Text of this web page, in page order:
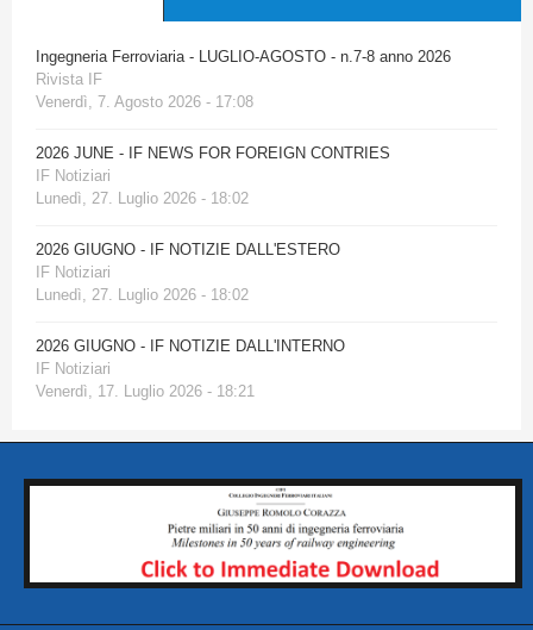
Ingegneria Ferroviaria - LUGLIO-AGOSTO - n.7-8 anno 2026
Rivista IF
Venerdì, 7. Agosto 2026 - 17:08
2026 JUNE - IF NEWS FOR FOREIGN CONTRIES
IF Notiziari
Lunedì, 27. Luglio 2026 - 18:02
2026 GIUGNO - IF NOTIZIE DALL'ESTERO
IF Notiziari
Lunedì, 27. Luglio 2026 - 18:02
2026 GIUGNO - IF NOTIZIE DALL'INTERNO
IF Notiziari
Venerdì, 17. Luglio 2026 - 18:21